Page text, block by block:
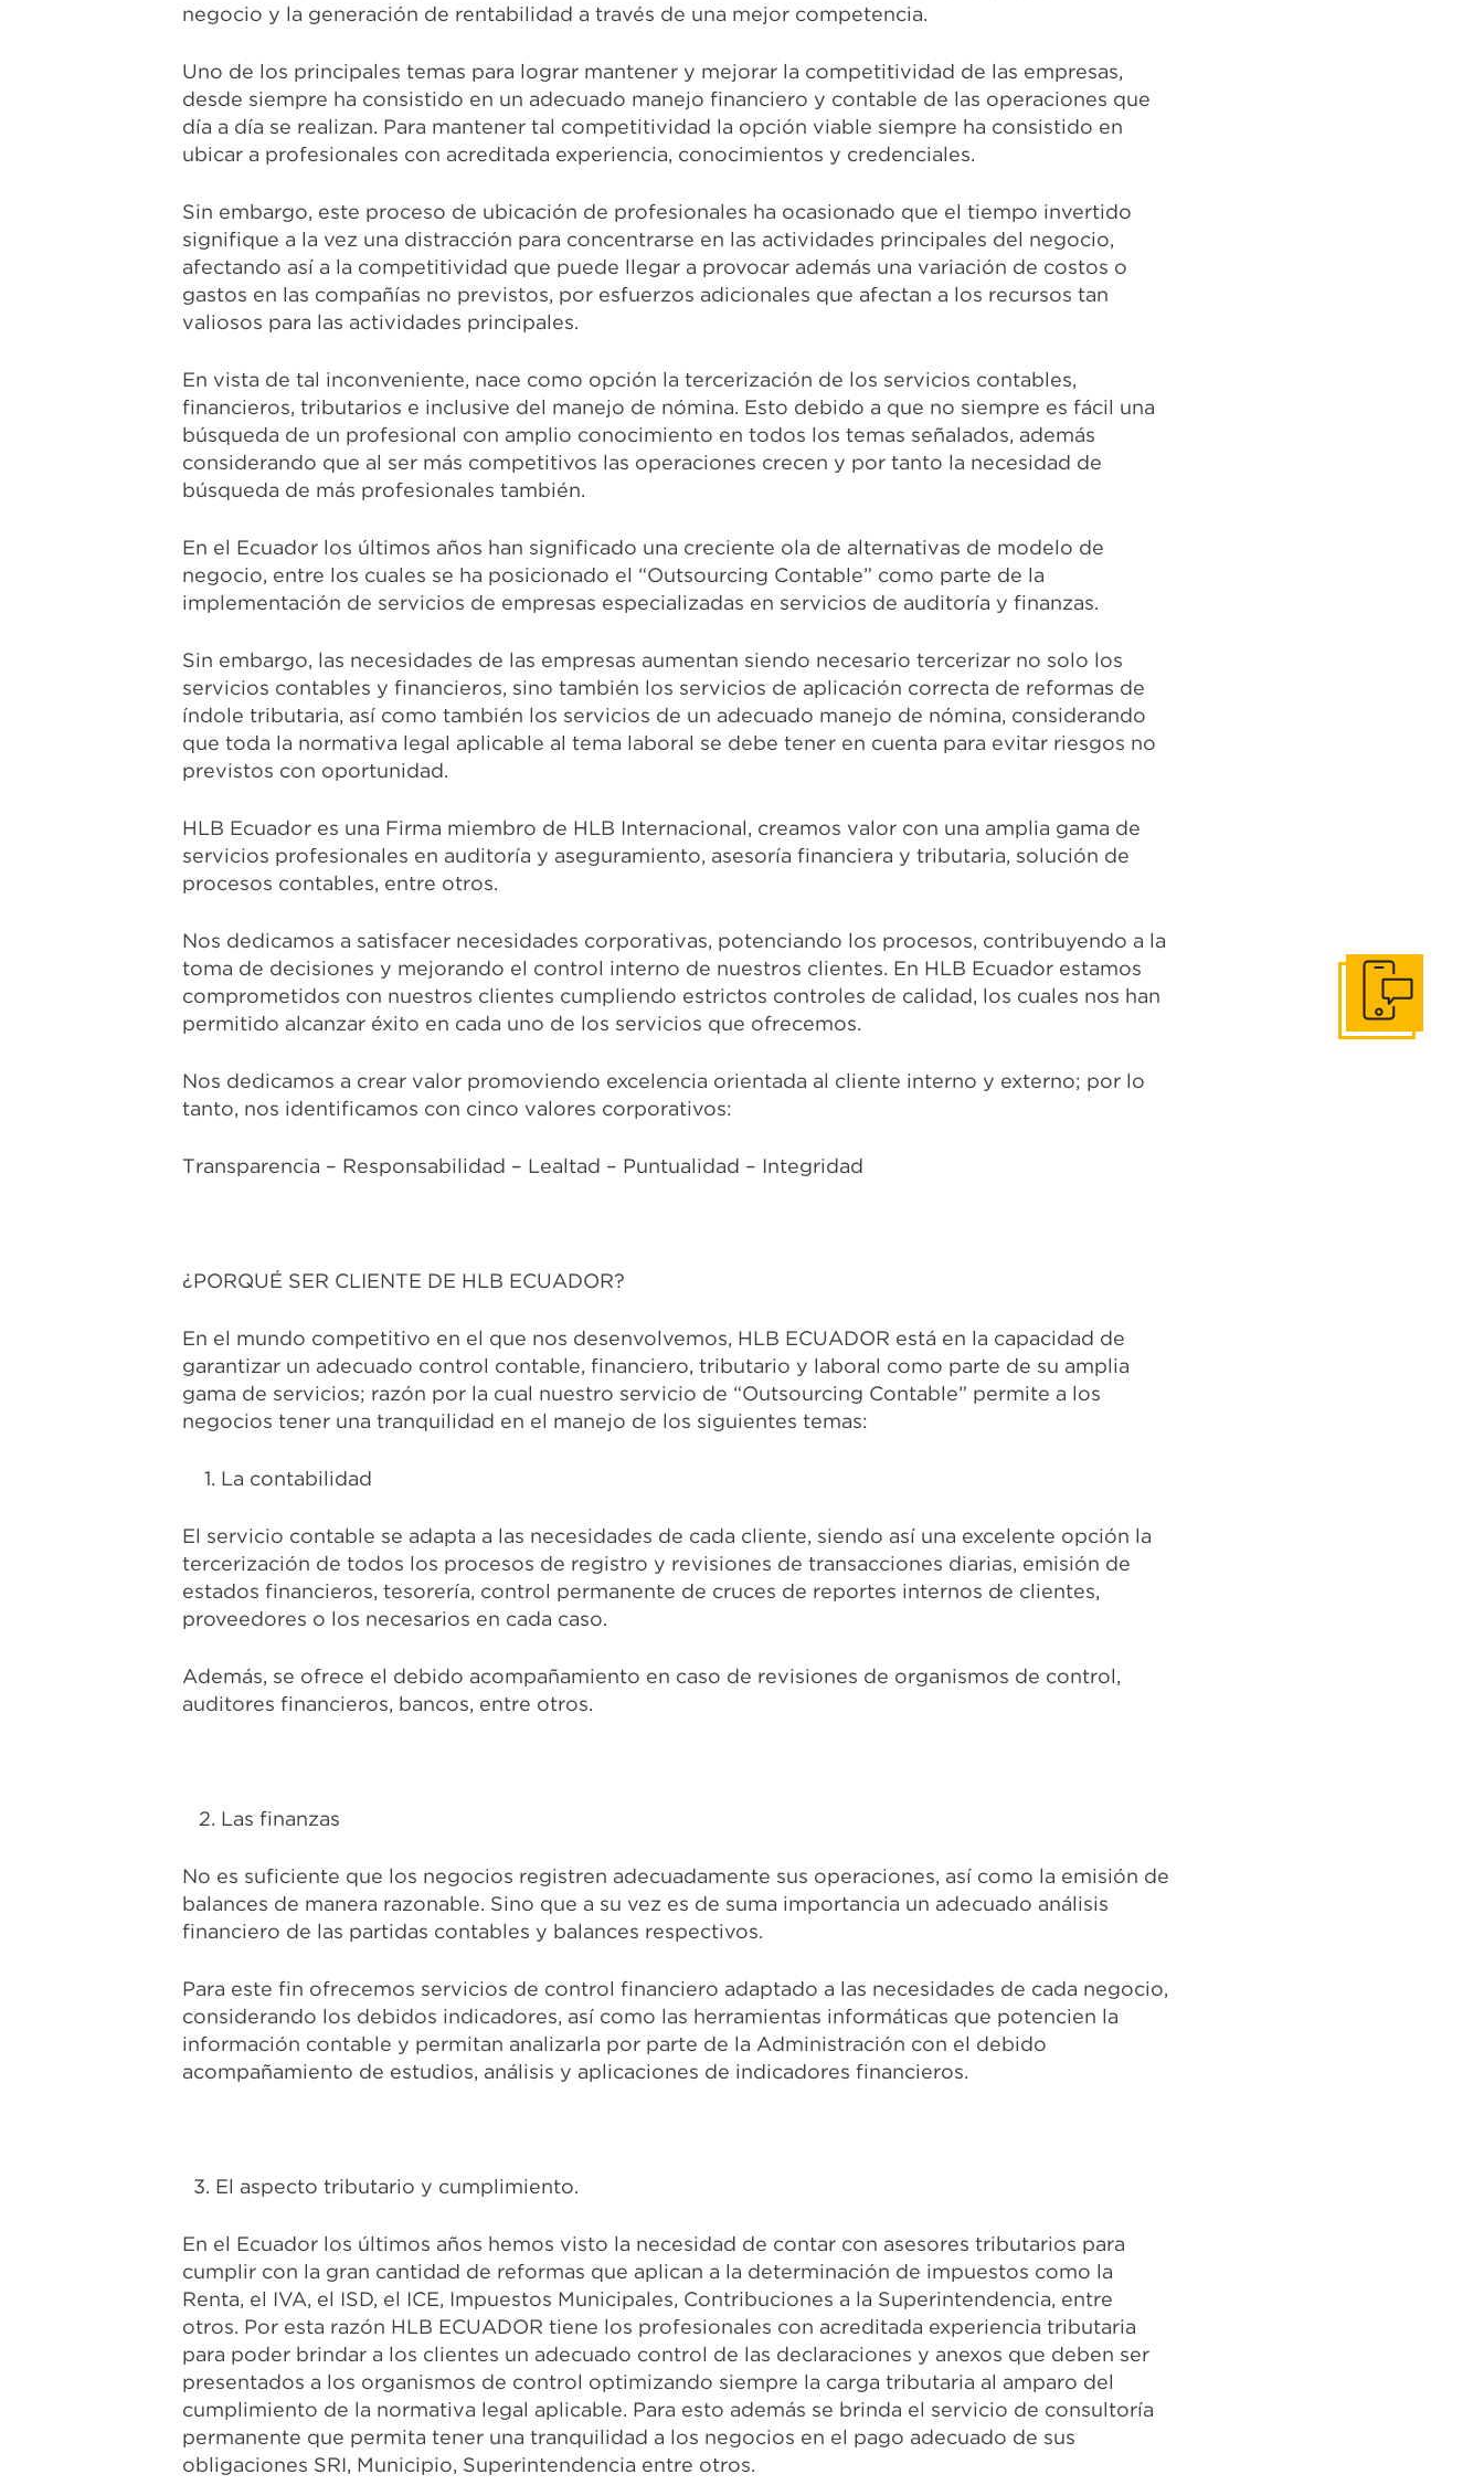
negocio y la generación de rentabilidad a través de una mejor competencia.
Uno de los principales temas para lograr mantener y mejorar la competitividad de las empresas,
desde siempre ha consistido en un adecuado manejo financiero y contable de las operaciones que
día a día se realizan. Para mantener tal competitividad la opción viable siempre ha consistido en
ubicar a profesionales con acreditada experiencia, conocimientos y credenciales.
Sin embargo, este proceso de ubicación de profesionales ha ocasionado que el tiempo invertido
signifique a la vez una distracción para concentrarse en las actividades principales del negocio,
afectando así a la competitividad que puede llegar a provocar además una variación de costos o
gastos en las compañías no previstos, por esfuerzos adicionales que afectan a los recursos tan
valiosos para las actividades principales.
En vista de tal inconveniente, nace como opción la tercerización de los servicios contables,
financieros, tributarios e inclusive del manejo de nómina. Esto debido a que no siempre es fácil una
búsqueda de un profesional con amplio conocimiento en todos los temas señalados, además
considerando que al ser más competitivos las operaciones crecen y por tanto la necesidad de
búsqueda de más profesionales también.
En el Ecuador los últimos años han significado una creciente ola de alternativas de modelo de
negocio, entre los cuales se ha posicionado el “Outsourcing Contable” como parte de la
implementación de servicios de empresas especializadas en servicios de auditoría y finanzas.
Sin embargo, las necesidades de las empresas aumentan siendo necesario tercerizar no solo los
servicios contables y financieros, sino también los servicios de aplicación correcta de reformas de
índole tributaria, así como también los servicios de un adecuado manejo de nómina, considerando
que toda la normativa legal aplicable al tema laboral se debe tener en cuenta para evitar riesgos no
previstos con oportunidad.
HLB Ecuador es una Firma miembro de HLB Internacional, creamos valor con una amplia gama de
servicios profesionales en auditoría y aseguramiento, asesoría financiera y tributaria, solución de
procesos contables, entre otros.
Nos dedicamos a satisfacer necesidades corporativas, potenciando los procesos, contribuyendo a la
toma de decisiones y mejorando el control interno de nuestros clientes. En HLB Ecuador estamos
comprometidos con nuestros clientes cumpliendo estrictos controles de calidad, los cuales nos han
permitido alcanzar éxito en cada uno de los servicios que ofrecemos.
Nos dedicamos a crear valor promoviendo excelencia orientada al cliente interno y externo; por lo
tanto, nos identificamos con cinco valores corporativos:
Transparencia – Responsabilidad – Lealtad – Puntualidad – Integridad
¿PORQUÉ SER CLIENTE DE HLB ECUADOR?
En el mundo competitivo en el que nos desenvolvemos, HLB ECUADOR está en la capacidad de
garantizar un adecuado control contable, financiero, tributario y laboral como parte de su amplia
gama de servicios; razón por la cual nuestro servicio de “Outsourcing Contable” permite a los
negocios tener una tranquilidad en el manejo de los siguientes temas:
1. La contabilidad
El servicio contable se adapta a las necesidades de cada cliente, siendo así una excelente opción la
tercerización de todos los procesos de registro y revisiones de transacciones diarias, emisión de
estados financieros, tesorería, control permanente de cruces de reportes internos de clientes,
proveedores o los necesarios en cada caso.
Además, se ofrece el debido acompañamiento en caso de revisiones de organismos de control,
auditores financieros, bancos, entre otros.
2. Las finanzas
No es suficiente que los negocios registren adecuadamente sus operaciones, así como la emisión de
balances de manera razonable. Sino que a su vez es de suma importancia un adecuado análisis
financiero de las partidas contables y balances respectivos.
Para este fin ofrecemos servicios de control financiero adaptado a las necesidades de cada negocio,
considerando los debidos indicadores, así como las herramientas informáticas que potencien la
información contable y permitan analizarla por parte de la Administración con el debido
acompañamiento de estudios, análisis y aplicaciones de indicadores financieros.
3. El aspecto tributario y cumplimiento.
En el Ecuador los últimos años hemos visto la necesidad de contar con asesores tributarios para
cumplir con la gran cantidad de reformas que aplican a la determinación de impuestos como la
Renta, el IVA, el ISD, el ICE, Impuestos Municipales, Contribuciones a la Superintendencia, entre
otros. Por esta razón HLB ECUADOR tiene los profesionales con acreditada experiencia tributaria
para poder brindar a los clientes un adecuado control de las declaraciones y anexos que deben ser
presentados a los organismos de control optimizando siempre la carga tributaria al amparo del
cumplimiento de la normativa legal aplicable. Para esto además se brinda el servicio de consultoría
permanente que permita tener una tranquilidad a los negocios en el pago adecuado de sus
obligaciones SRI, Municipio, Superintendencia entre otros.
Contáctanos